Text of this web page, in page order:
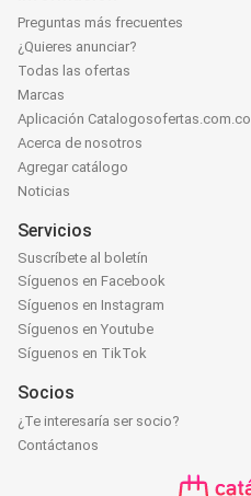
Preguntas más frecuentes
¿Quieres anunciar?
Todas las ofertas
Marcas
Aplicación Catalogosofertas.com.co
Acerca de nosotros
Agregar catálogo
Noticias
Servicios
Suscríbete al boletín
Síguenos en Facebook
Síguenos en Instagram
Síguenos en Youtube
Síguenos en TikTok
Socios
¿Te interesaría ser socio?
Contáctanos